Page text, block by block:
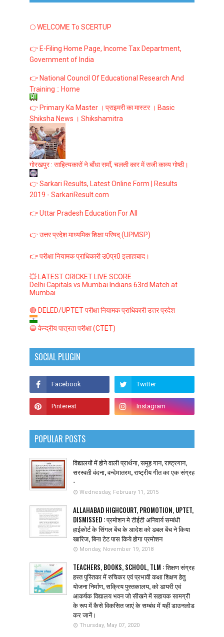
🌕 WELCOME To SCERTUP
👉 E-Filing Home Page, Income Tax Department,
Government of India
👉 National Council Of Educational Research And
Training :: Home
👉 Primary Ka Master । प्राइमरी का मास्टर । Basic
Shiksha News । Shikshamitra
गोरखपुर : साहित्यकारों ने बाँधा समाँ, चलती कार में सजी काव्य गोष्ठी।
👉 Sarkari Results, Latest Online Form | Results
2019 - SarkariResult.com
👉 Uttar Pradesh Education For All
👉 उत्तर प्रदेश माध्यमिक शिक्षा परिषद् (UPMSP)
👉 परीक्षा नियामक प्राधिकारी उ0प्र0 इलाहाबाद।
💥 LATEST CRICKET LIVE SCORE
Delhi Capitals vs Mumbai Indians 63rd Match at
Mumbai
🔴 DELED/UPTET परीक्षा नियामक प्राधिकारी उत्तर प्रदेश
🔵 केन्द्रीय पात्रता परीक्षा (CTET)
SOCIAL PLUGIN
POPULAR POSTS
विद्यालयों में होने वाली प्रार्थना, समूह गान, राष्ट्रगान,
सरस्वती वंदना, वन्देमातरम, राष्ट्रीय गीत का एक संग्रह
-
Wednesday, February 11, 2015
ALLAHABAD HIGHCOURT, PROMOTION, UPTET,
DISMISSED : प्रमोशन मे टीईटी अनिवार्य सम्बंधी
हाईकोर्ट के सिंगल बेंच के आदेश को डबल बेंच ने किया
खारिज, बिना टेट पास किये होगा प्रमोशन
Monday, November 19, 2018
TEACHERS, BOOKS, SCHOOL, TLM : शिक्षण संग्रह
हस्त पुस्तिका में रुचिकर एवं प्रभावी कक्षा शिक्षण हेतु
योजना निर्माण, सक्रिय पुस्तकालय, को डायरी एवं
आकर्षक विद्यालय भवन जो सीखने में सहायक सामग्री
के रूप में कैसे विकसित जाएं के सम्बंध में यहीं डाउनलोड
कर जानें।
Thursday, May 07, 2020